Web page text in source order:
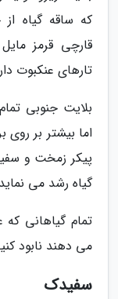
که ساقه گیاه
قارچی قرمز
تارهای عنکبوت
بلایت جنوبی
اما بیشتر بر
پیکر زمخت و
گیاه رشد می
تمام گیاهانی که
می دهند نابود
سفیدک